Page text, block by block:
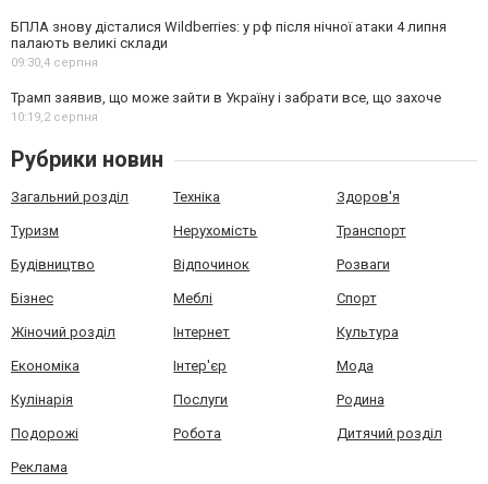
БПЛА знову дісталися Wildberries: у рф після нічної атаки 4 липня
палають великі склади
09:30,4 серпня
Трамп заявив, що може зайти в Україну і забрати все, що захоче
10:19,2 серпня
Рубрики новин
Загальний розділ Техніка Здоров'я
Туризм Нерухомість Транспорт
Будівництво Відпочинок Розваги
Бізнес Меблі Спорт
Жіночий розділ Інтернет Культура
Економіка Інтер'єр Мода
Кулінарія Послуги Родина
Подорожі Робота Дитячий розділ
Реклама